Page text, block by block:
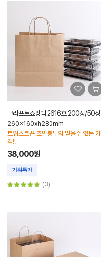
크라프트쇼핑백 2616호 200장/50장
260x160xh280mm
트위스트끈 초밥봉투의 믿을수 없는 가
격!!
38,000원
(3)